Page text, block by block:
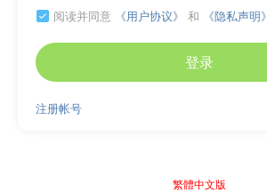
 阅读并同意 《用户协议》 和 《隐私声明》
登录
注册帐号
繁體中文版